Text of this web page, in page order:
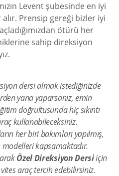
Levent şubesinde en iyi
Prensip gereği bizler iyi
ötürü her
sahip direksiyon
dersi almak istediğinizde
yana yaparsanız, emin
doğrultusunda hiç sıkıntı
kullanabileceksiniz.
her biri bakımları yapılmış,
kapsamaktadır.
Özel Direksiyon Dersiiçin
araç tercih edebilirsiniz.